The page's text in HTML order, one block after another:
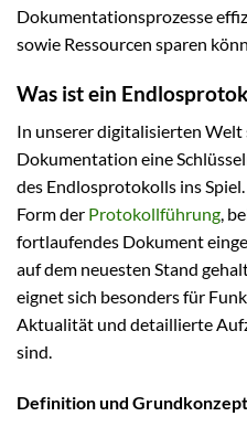
Dokumentationsprozesse
sowie Ressourcen sparen
Was ist ein
In unserer digitalisierten
Dokumentation eine
des Endlosprotokolls ins
Form der Protokollführung,
fortlaufendes Dokument
auf dem neuesten Stand
eignet sich besonders für
Aktualität und detaillierte
sind.
Definition und Grundkonzept